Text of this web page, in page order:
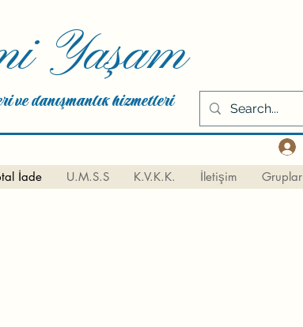
Yaşam
ve danışmanlık hizmetleri
İade U.M.S.S K.V.K.K. İletişim Gruplar